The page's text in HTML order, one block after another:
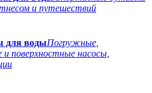
и путешествий
для водыПогружные,
и поверхностные насосы,